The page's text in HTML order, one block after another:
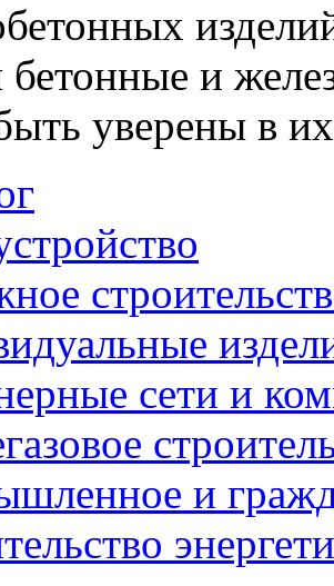
и
уверены в их
сети и
и